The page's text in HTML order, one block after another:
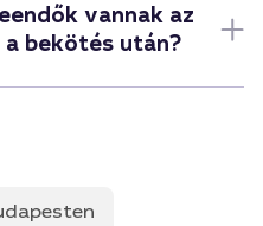
vannak az
bekötés után?